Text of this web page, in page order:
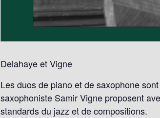
Delahaye et Vigne
Les duos de piano et de saxophone
saxophoniste Samir Vigne proposent
standards du jazz et de compositions.